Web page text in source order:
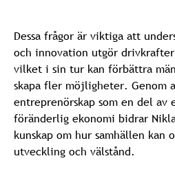
Dessa frågor är viktiga att
och innovation utgör
vilket i sin tur kan förbättra
skapa fler möjligheter. Genom
entreprenörskap som en del av
föränderlig ekonomi bidrar
kunskap om hur samhällen kan
utveckling och välstånd.